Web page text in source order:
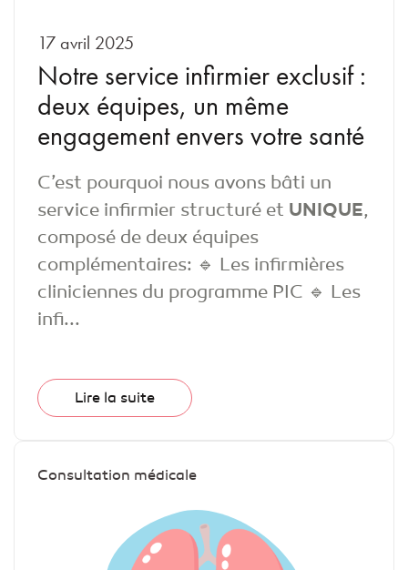
17 avril 2025
Notre service infirmier exclusif :
deux équipes, un même
engagement envers votre santé
C’est pourquoi nous avons bâti un
service infirmier structuré et UNIQUE,
composé de deux équipes
complémentaires: 🔹 Les infirmières
cliniciennes du programme PIC 🔹 Les
infi...
Lire la suite
Consultation médicale